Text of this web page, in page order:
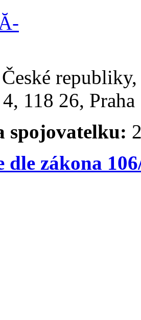
118 26,
spojovatelku:
dle zákona